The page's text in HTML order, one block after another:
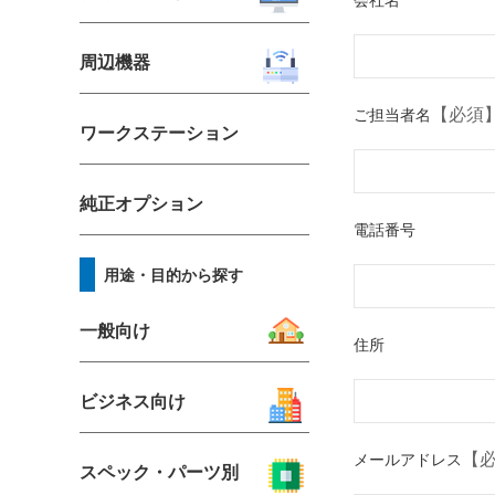
周辺機器
ワークステーション
純正オプション
用途・目的から探す
一般向け
ビジネス向け
スペック・パーツ別
ご担当者名 【必須】
電話番号
住所
メールアドレス 【